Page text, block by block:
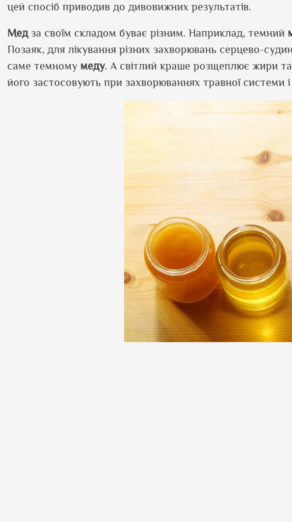
цей спосіб приводив до дивовижних результатів.
Медза своїм складом буває різним. Наприклад, темний
Позаяк, для лікування різних захворювань серцево-
саме темному меду. А світлий краше розщеплює жири
його застосовують при захворюваннях травної системи і